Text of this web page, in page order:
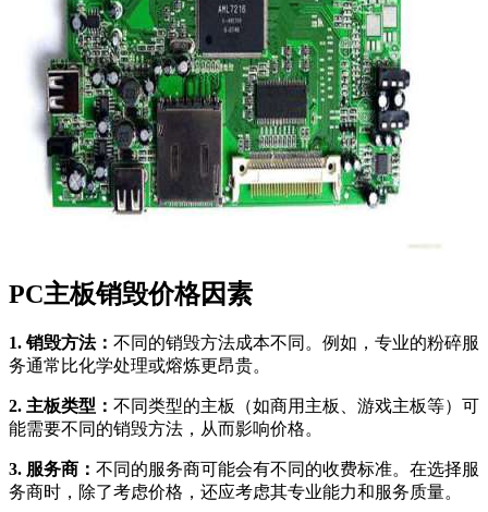
PC主板销毁价格因素
1. 销毁方法： 不同的销毁方法成本不同。例如，专业的粉碎服
务通常比化学处理或熔炼更昂贵。
2. 主板类型： 不同类型的主板（如商用主板、游戏主板等）可
能需要不同的销毁方法，从而影响价格。
3. 服务商： 不同的服务商可能会有不同的收费标准。在选择服
务商时，除了考虑价格，还应考虑其专业能力和服务质量。